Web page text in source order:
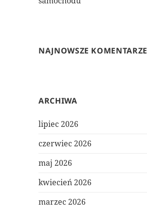
NAJNOWSZE KOMENTARZE
ARCHIWA
lipiec 2026
czerwiec 2026
maj 2026
kwiecień 2026
marzec 2026